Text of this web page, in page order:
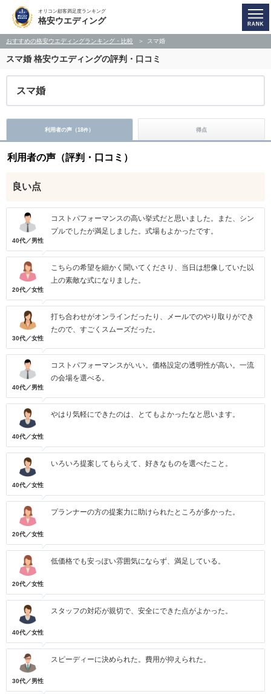
オリコン顧客満足度ランキング
格安ウエディング
おすすめの格安ウエディングランキング・比較 スマ婚
スマ婚 格安ウエディングの評判・口コミ
スマ婚
利用者の声（18件） 得点
利用者の声（評判・口コミ）
良い点
40代／男性
コストパフォーマンスの高い挙式だと思いました。また、シン
プルでしたが満足しました。式場もよかったです。
20代／女性
こちらの希望を細かく聞いてくださり、当日は想像していた以
上の素敵な式になりました。
30代／女性
打ち合わせがオンラインだったり、メールでのやり取りができ
たので、すごくスムーズだった。
40代／男性
コストパフォーマンスがいい。価格設定の透明性が高い。一流
の会場を選べる。
40代／女性
やはり気軽にできたのは、とてもよかったなと思います。
40代／女性
いろいろ提案してもらえて、好きなものを選べたこと。
20代／女性
プランナーの方の提案力に助けられたところが多かった。
20代／女性
低価格でも安っぽい雰囲気にならず、満足している。
40代／女性
スタッフの対応が親切で、安全にできた点がよかった。
30代／男性
スピーディーに決められた。費用が抑えられた。